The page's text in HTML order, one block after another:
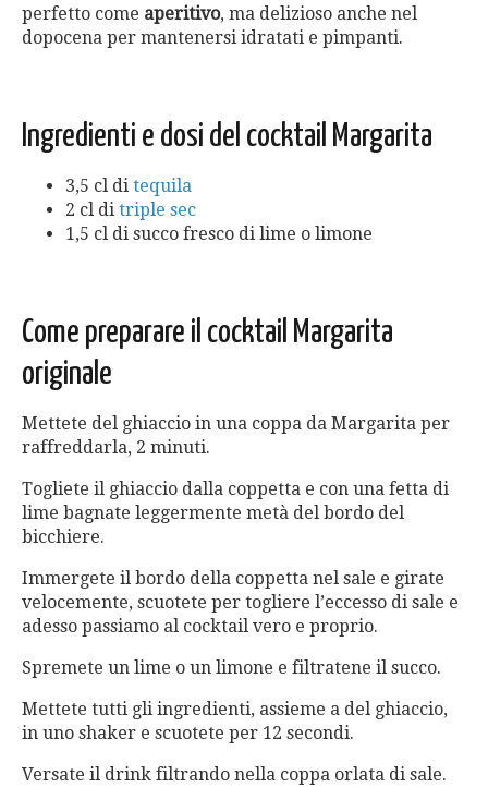
perfetto come aperitivo, ma delizioso anche nel
dopocena per mantenersi idratati e pimpanti.
Ingredienti e dosi del cocktail Margarita
3,5 cl di tequila
2 cl di triple sec
1,5 cl di succo fresco di lime o limone
Come preparare il cocktail Margarita
originale
Mettete del ghiaccio in una coppa da Margarita per
raffreddarla, 2 minuti.
Togliete il ghiaccio dalla coppetta e con una fetta di
lime bagnate leggermente metà del bordo del
bicchiere.
Immergete il bordo della coppetta nel sale e girate
velocemente, scuotete per togliere l’eccesso di sale e
adesso passiamo al cocktail vero e proprio.
Spremete un lime o un limone e filtratene il succo.
Mettete tutti gli ingredienti, assieme a del ghiaccio,
in uno shaker e scuotete per 12 secondi.
Versate il drink filtrando nella coppa orlata di sale.